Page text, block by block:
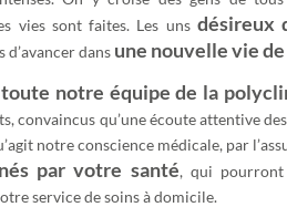
vies sont faites. Les uns désireux
dans une nouvelle vie
toute notre équipe de la
convaincus qu’une écoute attentive
notre conscience médicale, par
par votre santé, qui pourront
service de soins à domicile.